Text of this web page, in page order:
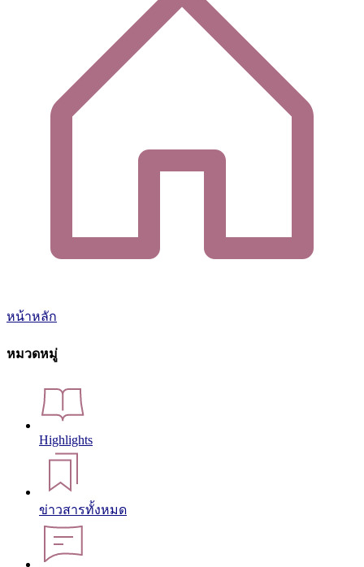
หน้าหลัก
หมวดหมู่
Highlights
ข่าวสารทั้งหมด